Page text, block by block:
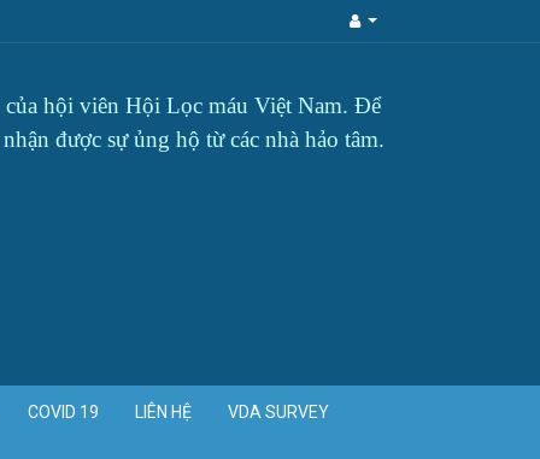
hội viên Hội Lọc máu Việt Nam. Để
được sự ủng hộ từ các nhà hảo tâm.
COVID 19 LIÊN HỆ VDA SURVEY